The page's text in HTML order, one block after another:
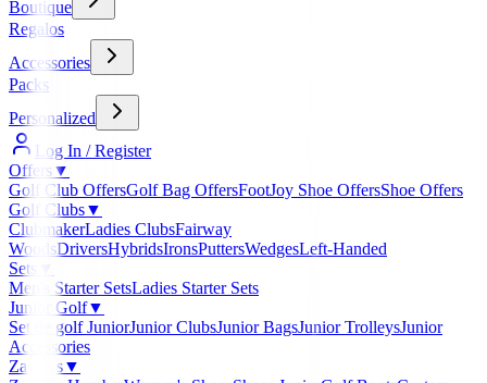
Boutique
Regalos
Accessories
Packs
Personalized
Log In / Register
Offers▼
Golf Club OffersGolf Bag OffersFootJoy Shoe OffersShoe Offers
Golf Clubs▼
ClubmakerLadies ClubsFairway
WoodsDriversHybridsIronsPuttersWedgesLeft-Handed
Sets
Men's Starter SetsLadies Starter Sets
Junior Golf▼
Set de golf JuniorJunior ClubsJunior BagsJunior TrolleysJunior
Accessories
Zapatos▼